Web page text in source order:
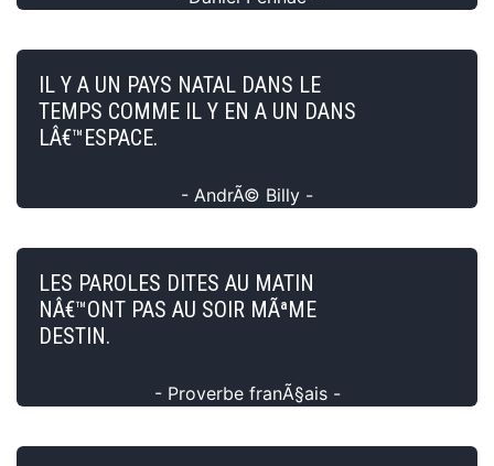
IL Y A UN PAYS NATAL DANS LE
TEMPS COMME IL Y EN A UN DANS
LÂ€™ESPACE.
- AndrÃ© Billy -
LES PAROLES DITES AU MATIN
NÂ€™ONT PAS AU SOIR MÃªME
DESTIN.
- Proverbe franÃ§ais -